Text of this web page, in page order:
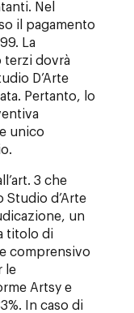
Nel
il pagamento
La
terzi dovrà
D’Arte
Pertanto, lo
unico
3 che
Studio d’Arte
un
titolo di
comprensivo
le
Artsy e
In caso di